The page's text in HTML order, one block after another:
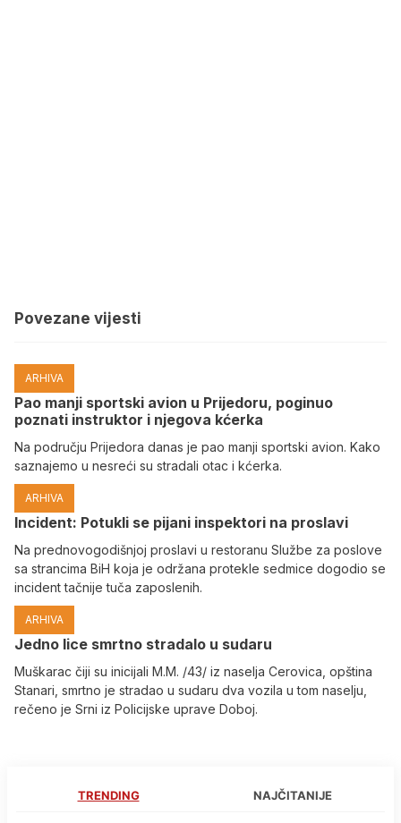
Povezane vijesti
ARHIVA
Pao manji sportski avion u Prijedoru, poginuo
poznati instruktor i njegova kćerka
Na području Prijedora danas je pao manji sportski avion. Kako
saznajemo u nesreći su stradali otac i kćerka.
ARHIVA
Incident: Potukli se pijani inspektori na proslavi
Na prednovogodišnjoj proslavi u restoranu Službe za poslove
sa strancima BiH koja je održana protekle sedmice dogodio se
incident tačnije tuča zaposlenih.
ARHIVA
Јedno lice smrtno stradalo u sudaru
Muškarac čiji su inicijali M.M. /43/ iz naselja Cerovica, opština
Stanari, smrtno je stradao u sudaru dva vozila u tom naselju,
rečeno je Srni iz Policijske uprave Doboj.
TRENDING NAJČITANIJE